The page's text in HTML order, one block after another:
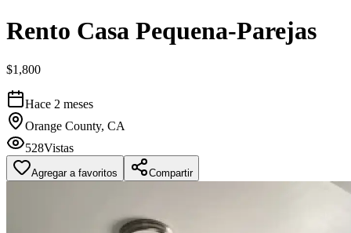
Rento Casa Pequena-Parejas
$1,800
Hace 2 meses
Orange County, CA
528Vistas
Agregar a favoritos Compartir